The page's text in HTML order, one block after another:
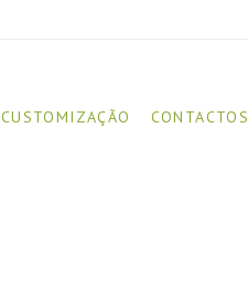
CUSTOMIZAÇÃO CONTACTOS